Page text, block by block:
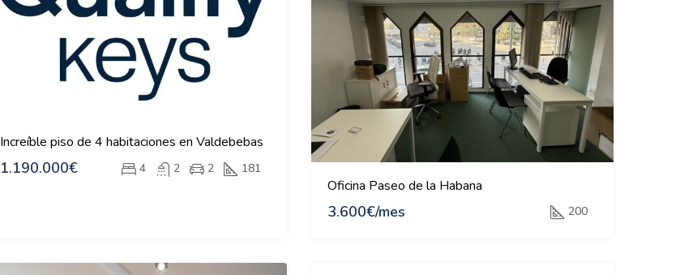
Increíble piso de 4 habitaciones en Valdebebas
1.190.000€ 4 2 2 181
Oficina Paseo de la Habana
3.600€/mes 200